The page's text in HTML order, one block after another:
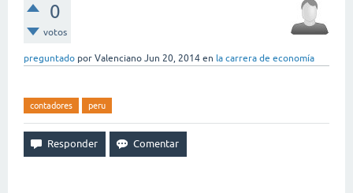
0
votos
preguntado por Valenciano Jun 20, 2014 en la carrera de economía
contadores peru